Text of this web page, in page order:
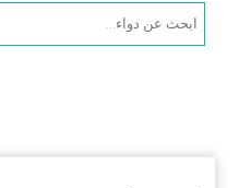
Products
search